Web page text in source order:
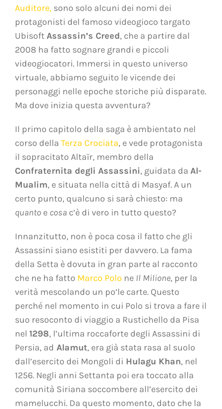
Auditore,sono solo alcuni dei nomi dei
protagonisti del famoso videogioco targato
UbisoftAssassin’s Creed, che a partire dal
2008 ha fatto sognare grandi e piccoli
videogiocatori. Immersi in questo universo
virtuale, abbiamo seguito le vicende dei
personaggi nelle epoche storiche più disparate.
Ma dove inizia questa avventura?
Il primo capitolo della saga è ambientato nel
corso della Terza Crociata, e vede protagonista
il sopracitato Altaïr, membro della
Confraternita degli Assassini, guidata da Al-
Mualim, e situata nella città di Masyaf. A un
certo punto, qualcuno si sarà chiesto: ma
quantoe cosa c’è di vero in tutto questo?
Innanzitutto, non è poca cosa il fatto che gli
Assassini siano esistiti per davvero. La fama
della Setta è dovuta in gran parte al racconto
che ne ha fatto Marco Polo ne Il Milione, per la
verità mescolando un po’le carte. Questo
perché nel momento in cui Polo si trova a fare il
suo resoconto di viaggio a Rustichello da Pisa
nel 1298, l’ultima roccaforte degli Assassini di
Persia, ad Alamut, era già stata rasa al suolo
dall’esercito dei Mongoli di Hulagu Khan, nel
1256. Negli anni Settanta poi era toccato alla
comunità Siriana soccombere all’esercito dei
mamelucchi. Da questo momento, dato che la